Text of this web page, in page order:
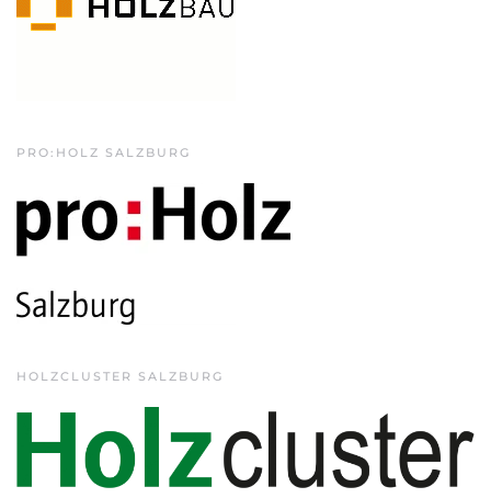
PRO:HOLZ SALZBURG
HOLZCLUSTER SALZBURG